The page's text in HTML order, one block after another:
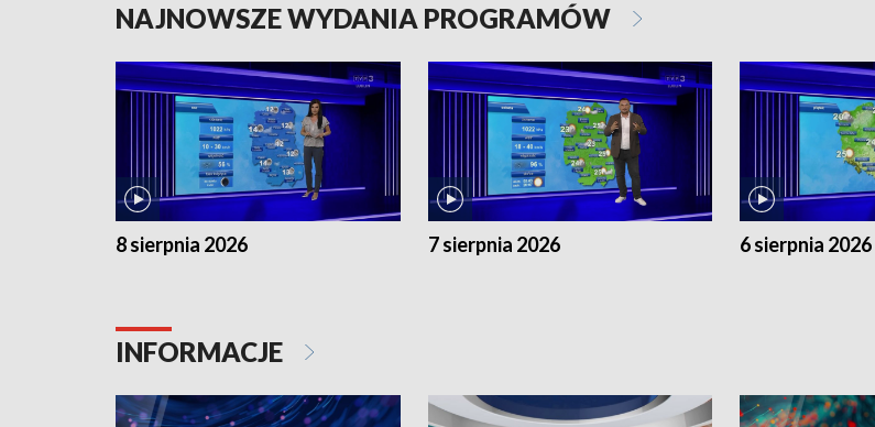
NAJNOWSZE WYDANIA PROGRAMÓW
8 sierpnia 2026 7 sierpnia 2026 6 sierpnia 2026
INFORMACJE